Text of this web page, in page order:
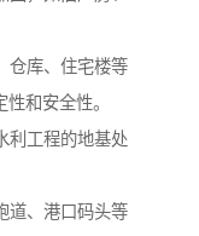
仓库、住宅楼等
和安全性。
利工程的地基处
道、港口码头等